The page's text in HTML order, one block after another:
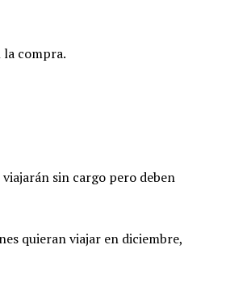
compra.
sin cargo pero deben
quieran viajar en diciembre,